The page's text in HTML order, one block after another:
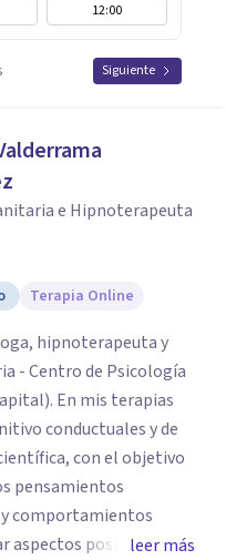
12:00
Siguiente
e Hipnoterapeuta
Terapia Online
hipnoterapeuta y
- Centro de Psicología
terapias
conductuales y de
con el objetivo
pensamientos
comportamientos
aspectos positivos,leer más